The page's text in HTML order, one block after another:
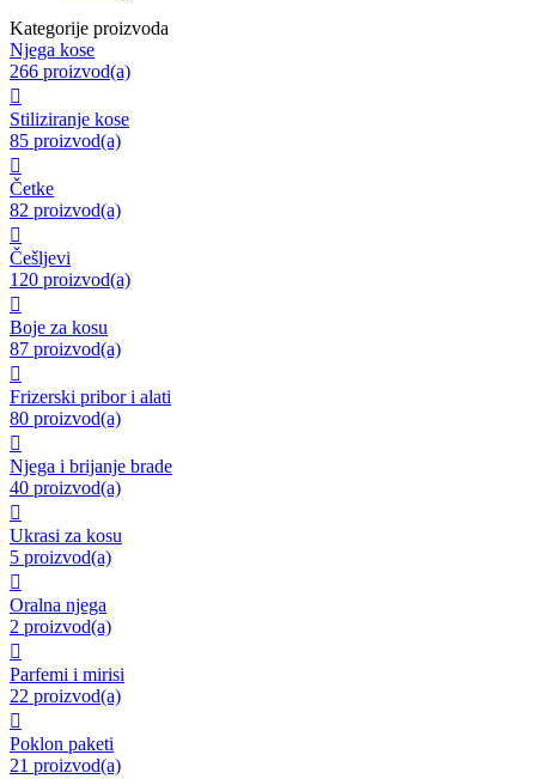
Kategorije proizvoda
Njega kose
266 proizvod(a)

Stiliziranje kose
85 proizvod(a)

Četke
82 proizvod(a)

Češljevi
120 proizvod(a)

Boje za kosu
87 proizvod(a)

Frizerski pribor i alati
80 proizvod(a)

Njega i brijanje brade
40 proizvod(a)

Ukrasi za kosu
5 proizvod(a)

Oralna njega
2 proizvod(a)

Parfemi i mirisi
22 proizvod(a)

Poklon paketi
21 proizvod(a)